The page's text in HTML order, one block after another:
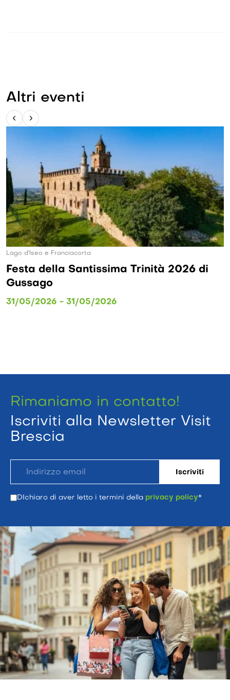
Altri eventi
Lago d'Iseo e Franciacorta
Festa della Santissima Trinità 2026 di
Gussago
31/05/2026 - 31/05/2026
Rimaniamo in contatto!
Iscriviti alla Newsletter Visit
Brescia
DIchiaro di aver letto i termini della privacy policy*